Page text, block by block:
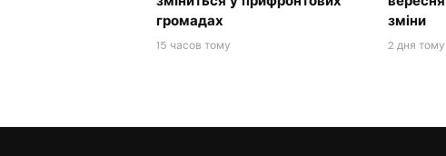
громадах
15 часов тому
зміни
2 дня тому